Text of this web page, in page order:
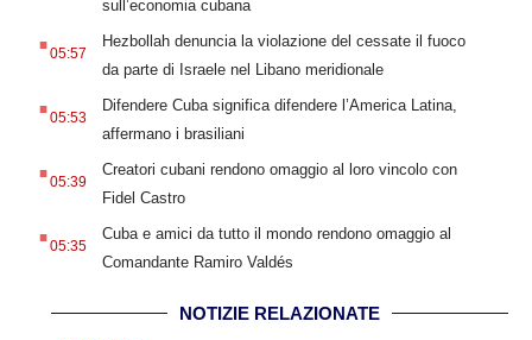
sull’economia cubana
.05:57
Hezbollah denuncia la violazione del cessate il fuoco
da parte di Israele nel Libano meridionale
.05:53
Difendere Cuba significa difendere l’America Latina,
affermano i brasiliani
.05:39
Creatori cubani rendono omaggio al loro vincolo con
Fidel Castro
.05:35
Cuba e amici da tutto il mondo rendono omaggio al
Comandante Ramiro Valdés
NOTIZIE RELAZIONATE